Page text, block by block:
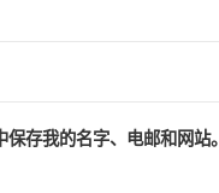
存我的名字、电邮和网站。